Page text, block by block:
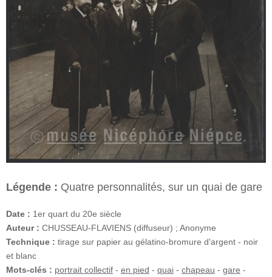
Légende : Quatre personnalités, sur un quai de gare
Date : 1er quart du 20e siècle
Auteur : CHUSSEAU-FLAVIENS (diffuseur) ; Anonyme
Technique : tirage sur papier au gélatino-bromure d'argent - noir
et blanc
Mots-clés : portrait collectif - en pied - quai - chapeau - gare -